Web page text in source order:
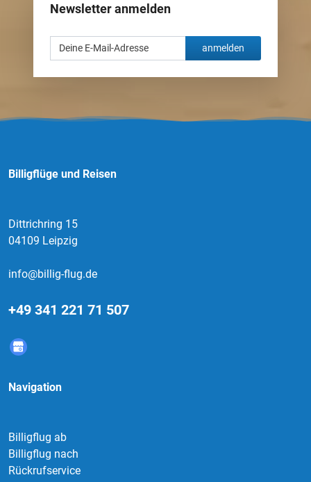
Newsletter anmelden
anmelden
Billigflüge und Reisen
Dittrichring 15
04109 Leipzig
info@billig-flug.de
+49 341 221 71 507
Navigation
Billigflug ab
Billigflug nach
Rückrufservice